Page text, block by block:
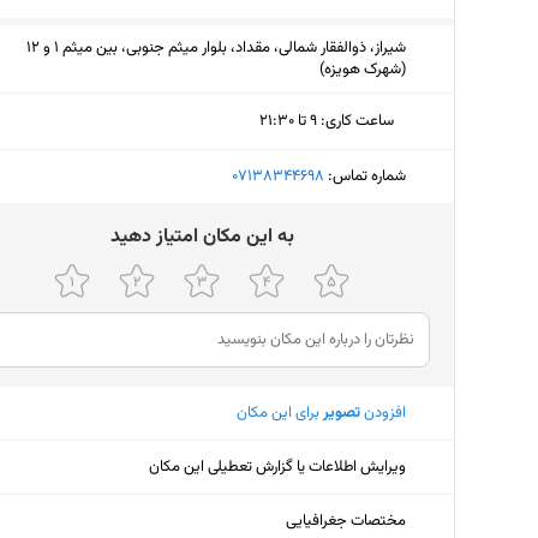
شیراز، ذوالفقار شمالی، مقداد، بلوار میثم جنوبی، بین میثم 1 و 12
(شهرک هویزه)
ساعت کاری: ۹ تا ۲۱:۳۰
یکشنبه (امروز)
چهارشنبه
۹ تا ۲۱:۳۰
پنجشنبه
۹ تا ۲۱:۳۰
جمعه
شنبه
شماره تماس: ‎07138344698
ﺑﻪ اﯾﻦ ﻣﮑﺎن اﻣﺘﯿﺎز دﻫﯿﺪ
افزودنتصویربرای این مکان
ویرایش اطلاعات یا گزارش تعطیلی این مکان
مختصات جغرافیایی